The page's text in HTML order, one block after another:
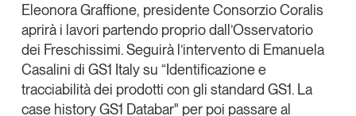
Tendenze Journal
La nostra newsletter nella tua email
Iscriviti
Eleonora Graffione, presidenteConsorzio Coralis
aprirà i lavori partendo proprio dall’Osservatorio
dei Freschissimi. Seguirà l’intervento di Emanuela
Casalini di GS1 Italysu “Identificazione e
tracciabilità dei prodotti con gli standard GS1. La
case history GS1 Databar" per poi passare al